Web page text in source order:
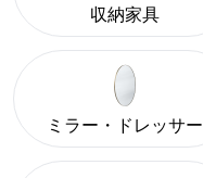
収納家具
ミラー・ドレッサー